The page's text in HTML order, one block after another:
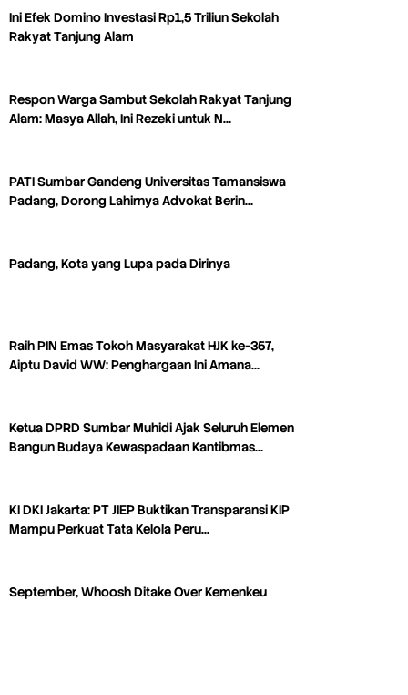
Ini Efek Domino Investasi Rp1,5 Triliun Sekolah
Rakyat Tanjung Alam
Respon Warga Sambut Sekolah Rakyat Tanjung
Alam: Masya Allah, Ini Rezeki untuk N…
PATI Sumbar Gandeng Universitas Tamansiswa
Padang, Dorong Lahirnya Advokat Berin…
Padang, Kota yang Lupa pada Dirinya
Raih PIN Emas Tokoh Masyarakat HJK ke-357,
Aiptu David WW: Penghargaan Ini Amana…
Ketua DPRD Sumbar Muhidi Ajak Seluruh Elemen
Bangun Budaya Kewaspadaan Kantibmas…
KI DKI Jakarta: PT JIEP Buktikan Transparansi KIP
Mampu Perkuat Tata Kelola Peru…
September, Whoosh Ditake Over Kemenkeu